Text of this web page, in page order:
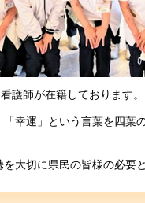
護師が在籍しております。
幸運」という言葉を四葉
大切に県民の皆様の必要